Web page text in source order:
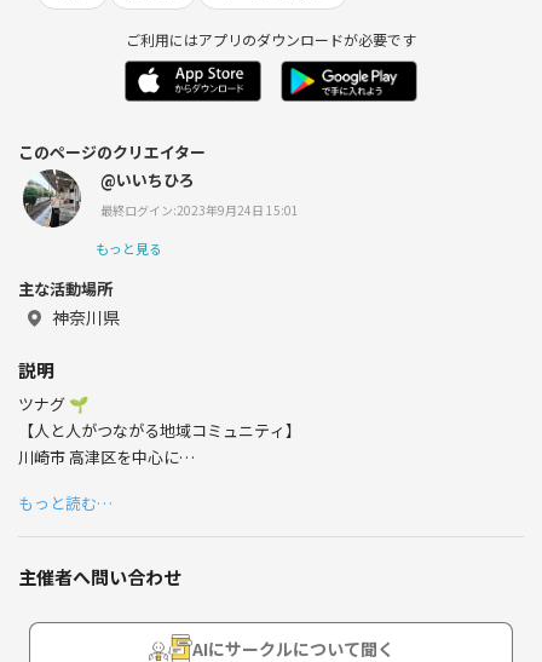
ご利用にはアプリのダウンロードが必要です
このページのクリエイター
@いいちひろ
最終ログイン:2023年9月24日 15:01
もっと見る
主な活動場所
神奈川県
説明
ツナグ 🌱
【人と人がつながる地域コミュニティ】
川崎市 高津区を中心に
▶︎顔見知りから寄り道をして帰れるような繋がり、日常に 優しい色づけ
が出来るようなワークショップを企画・開催 。
▶︎代表 大木寛子 👧👦ママ。 主にヨガを担当。
もっと読む…
主催者へ問い合わせ
AIにサークルについて聞く